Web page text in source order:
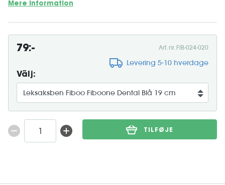
Mere information
79:- Art. nr. FIB-024-020
Levering 5-10 hverdage
Välj:
TILFØJE